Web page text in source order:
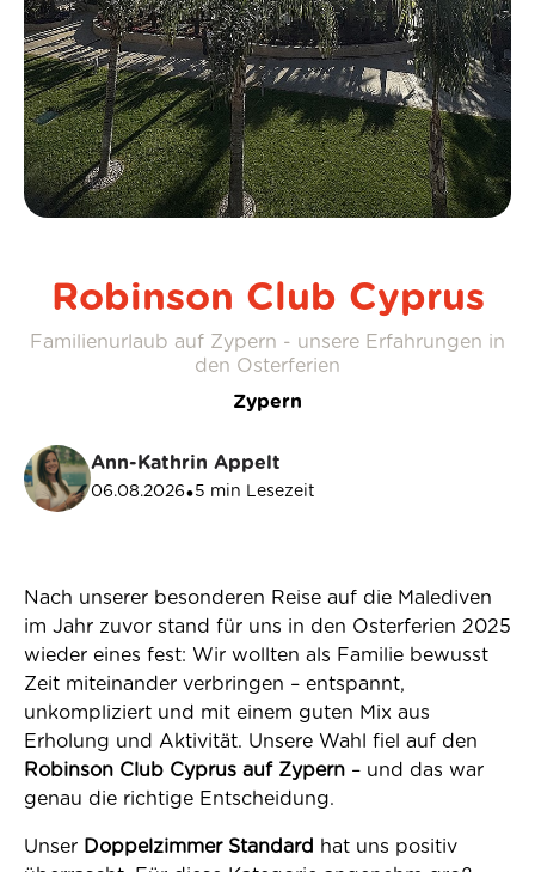
Robinson Club Cyprus
Familienurlaub auf Zypern - unsere Erfahrungen in
den Osterferien
Zypern
Ann-Kathrin Appelt
06.08.2026•5 min Lesezeit
Nach unserer besonderen Reise auf die Malediven
im Jahr zuvor stand für uns in den Osterferien 2025
wieder eines fest: Wir wollten als Familie bewusst
Zeit miteinander verbringen – entspannt,
unkompliziert und mit einem guten Mix aus
Erholung und Aktivität. Unsere Wahl fiel auf den
Robinson Club Cyprus auf Zypern – und das war
genau die richtige Entscheidung.
Unser Doppelzimmer Standard
hat uns positiv